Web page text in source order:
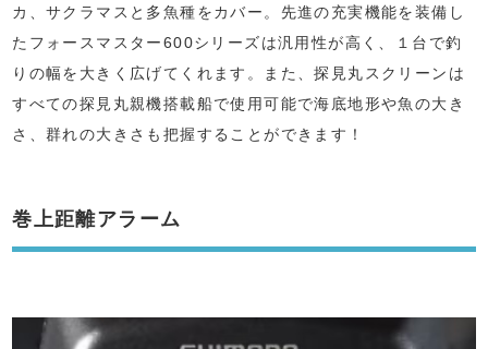
カ、サクラマスと多魚種をカバー。先進の充実機能を装備し
たフォースマスター600シリーズは汎用性が高く、１台で釣
りの幅を大きく広げてくれます。また、探見丸スクリーンは
すべての探見丸親機搭載船で使用可能で海底地形や魚の大き
さ、群れの大きさも把握することができます！
巻上距離アラーム